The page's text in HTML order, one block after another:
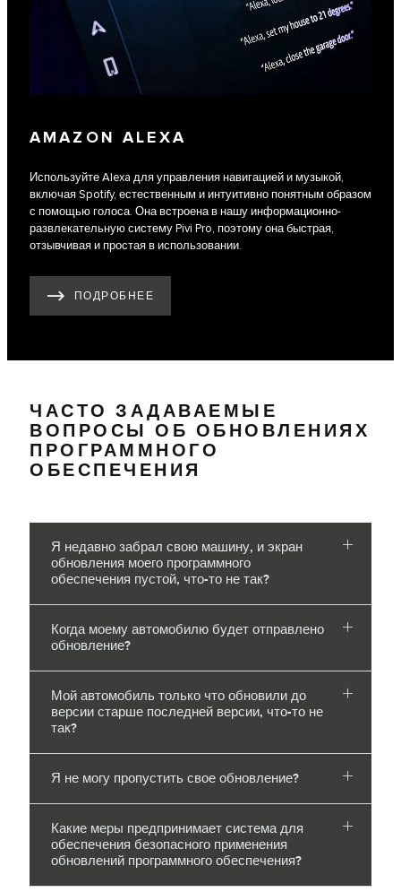
AMAZON ALEXA
Используйте Alexa для управления навигацией и музыкой,
включая Spotify, естественным и интуитивно понятным образом
с помощью голоса. Она встроена в нашу информационно-
развлекательную систему Pivi Pro, поэтому она быстрая,
отзывчивая и простая в использовании.
ПОДРОБНЕЕ
ЧАСТО ЗАДАВАЕМЫЕ
ВОПРОСЫ ОБ ОБНОВЛЕНИЯХ
ПРОГРАММНОГО
ОБЕСПЕЧЕНИЯ
Я недавно забрал свою машину, и экран
обновления моего программного
обеспечения пустой, что-то не так?
Когда моему автомобилю будет отправлено
обновление?
Мой автомобиль только что обновили до
версии старше последней версии, что-то не
так?
Я не могу пропустить свое обновление?
Какие меры предпринимает система для
обеспечения безопасного применения
обновлений программного обеспечения?